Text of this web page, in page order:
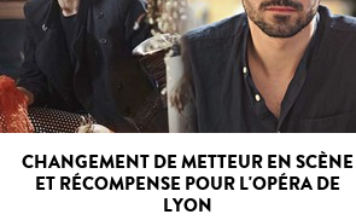
CHANGEMENT DE METTEUR EN SCÈNE
ET RÉCOMPENSE POUR L'OPÉRA DE
LYON